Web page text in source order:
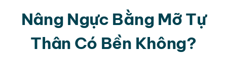
Nâng Ngực Bằng Mỡ Tự
Thân Có Bền Không?